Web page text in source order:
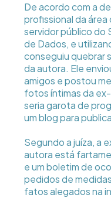
De acordo com a
profissional da
servidor público do
de Dados, e
conseguiu quebrar
da autora. Ele
amigos e postou
fotos íntimas da
seria garota de
um blog para
Segundo a juíza, a
autora está
e um boletim de
pedidos de
fatos alegados na